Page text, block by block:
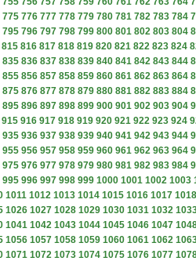
775 776 777 778 779 780 781 782 783 784
795 796 797 798 799 800 801 802 803 804
815 816 817 818 819 820 821 822 823 824
835 836 837 838 839 840 841 842 843 844
855 856 857 858 859 860 861 862 863 864
875 876 877 878 879 880 881 882 883 884
895 896 897 898 899 900 901 902 903 904
915 916 917 918 919 920 921 922 923 924
935 936 937 938 939 940 941 942 943 944
955 956 957 958 959 960 961 962 963 964
975 976 977 978 979 980 981 982 983 984
995 996 997 998 999 1000 1001 1002 1003
1011 1012 1013 1014 1015 1016 1017 1018
1026 1027 1028 1029 1030 1031 1032
1041 1042 1043 1044 1045 1046 1047
1056 1057 1058 1059 1060 1061 1062
1071 1072 1073 1074 1075 1076 1077